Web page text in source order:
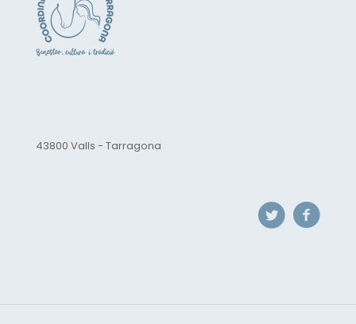
43800 Valls - Tarragona